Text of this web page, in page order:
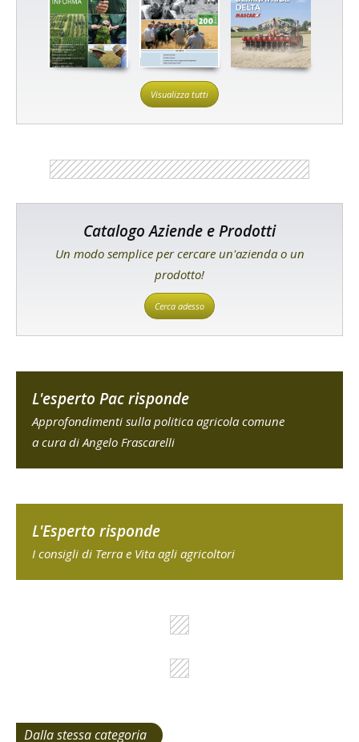
Visualizza tutti
Catalogo Aziende e Prodotti
Un modo semplice per cercare un'azienda o un
prodotto!
Cerca adesso
L'esperto Pac risponde
Approfondimenti sulla politica agricola comune
a cura di Angelo Frascarelli
L'Esperto risponde
I consigli di Terra e Vita agli agricoltori
Dalla stessa categoria